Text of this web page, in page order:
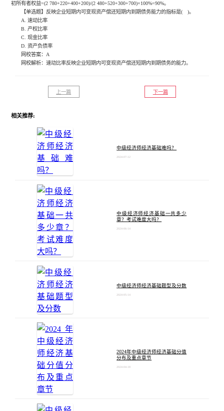
初所有者权益=(2 780+220+400+200)/(2 480+520+300+700)×100%=90%。
【单选题】反映企业短期内可变现资产偿还短期内到期债务能力的指标是( )。
A. 速动比率
B. 产权比率
C. 现金比率
D. 资产负债率
网校答案：A
网校解析：速动比率反映企业短期内可变现资产偿还短期内到期债务的能力。
上一篇 下一篇
相关推荐:
中级经济师经济基础难吗？
2024-07-12
中级经济师经济基础一共多少
章？考试难度大吗？
2024-06-14
中级经济师经济基础题型及分数
2024-05-14
2024年中级经济师经济基础分值
分布及重点章节
2024-04-18